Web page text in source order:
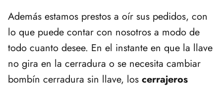
Además estamos prestos a oír sus pedidos, con
lo que puede contar con nosotros a modo de
todo cuanto desee. En el instante en que la llave
no gira en la cerradura o se necesita cambiar
bombín cerradura sin llave, los cerrajeros